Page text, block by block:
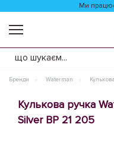
Ми
Бренди Waterman
Кулькова ручка
Silver BP 21 205